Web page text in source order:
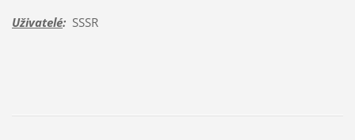
Uživatelé:SSSR